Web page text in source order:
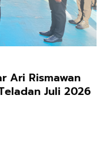
Ari Rismawan
Juli 2026